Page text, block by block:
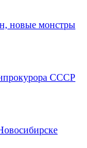
новые монстры
СССР